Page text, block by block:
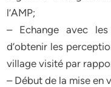
l’AMP;
– Echange avec les
d’obtenir les
village visité par
– Début de la mise en